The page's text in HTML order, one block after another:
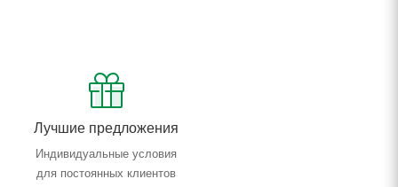
Лучшие предложения
Индивидуальные условия
для постоянных клиентов